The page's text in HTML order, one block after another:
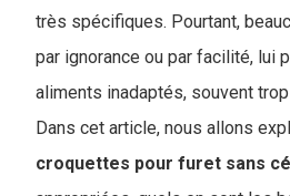
très spécifiques. Pourtant,
par ignorance ou par facilité, lui
aliments inadaptés, souvent
Dans cet article, nous allons
croquettes pour furet sans